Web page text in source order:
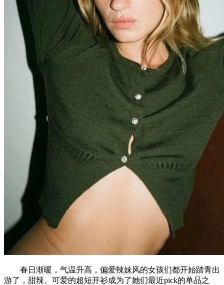
春日渐暖，气温升高，偏爱辣妹风的女孩们都开始踏青出
游了，甜辣、可爱的超短开衫成为了她们最近pick的单品之